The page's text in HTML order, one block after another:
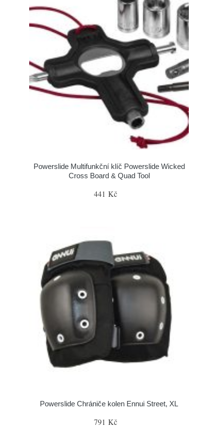
Powerslide Multifunkční klíč Powerslide Wicked
Cross Board & Quad Tool
441 Kč
Powerslide Chrániče kolen Ennui Street, XL
791 Kč